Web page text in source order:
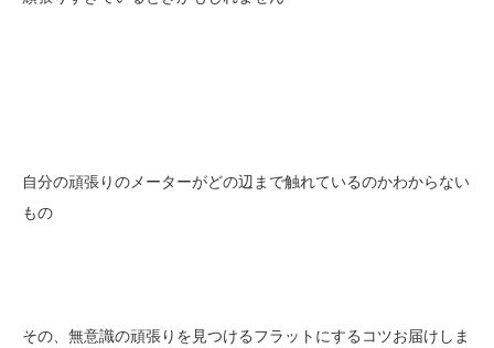
自分の頑張りのメーターがどの辺まで触れているのかわからない
もの
その、無意識の頑張りを見つけるフラットにするコツお届けしま